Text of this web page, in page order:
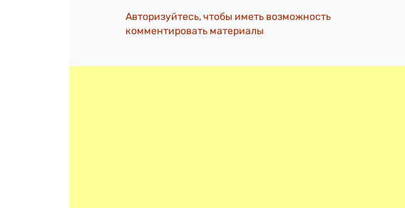
Авторизуйтесь, чтобы иметь возможность
комментировать материалы